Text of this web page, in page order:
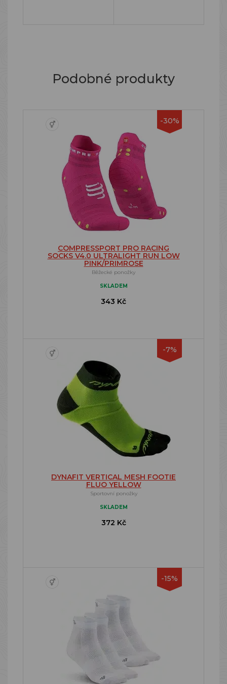
Podobné produkty
-30%
COMPRESSPORT PRO RACING
SOCKS V4.0 ULTRALIGHT RUN LOW
PINK/PRIMROSE
Běžecké ponožky
SKLADEM
343 Kč
-7%
DYNAFIT VERTICAL MESH FOOTIE
FLUO YELLOW
Sportovní ponožky
SKLADEM
372 Kč
-15%